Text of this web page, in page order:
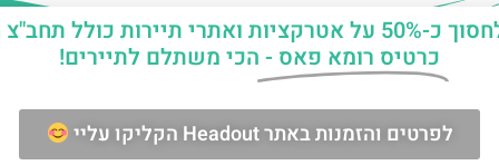
החופשה ברומא?
ואתרי תיירות כולל תחב"צ חינם?
כרטיס רומא פאס - הכי משתלם לתיירים!
לפרטים והזמנות באתר Headout הקליקו עליי